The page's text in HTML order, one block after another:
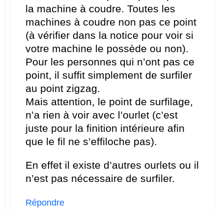
la machine à coudre. Toutes les
machines à coudre non pas ce point
(à vérifier dans la notice pour voir si
votre machine le possède ou non).
Pour les personnes qui n’ont pas ce
point, il suffit simplement de surfiler
au point zigzag.
Mais attention, le point de surfilage,
n’a rien à voir avec l’ourlet (c’est
juste pour la finition intérieure afin
que le fil ne s’effiloche pas).
En effet il existe d’autres ourlets ou il
n’est pas nécessaire de surfiler.
Répondre